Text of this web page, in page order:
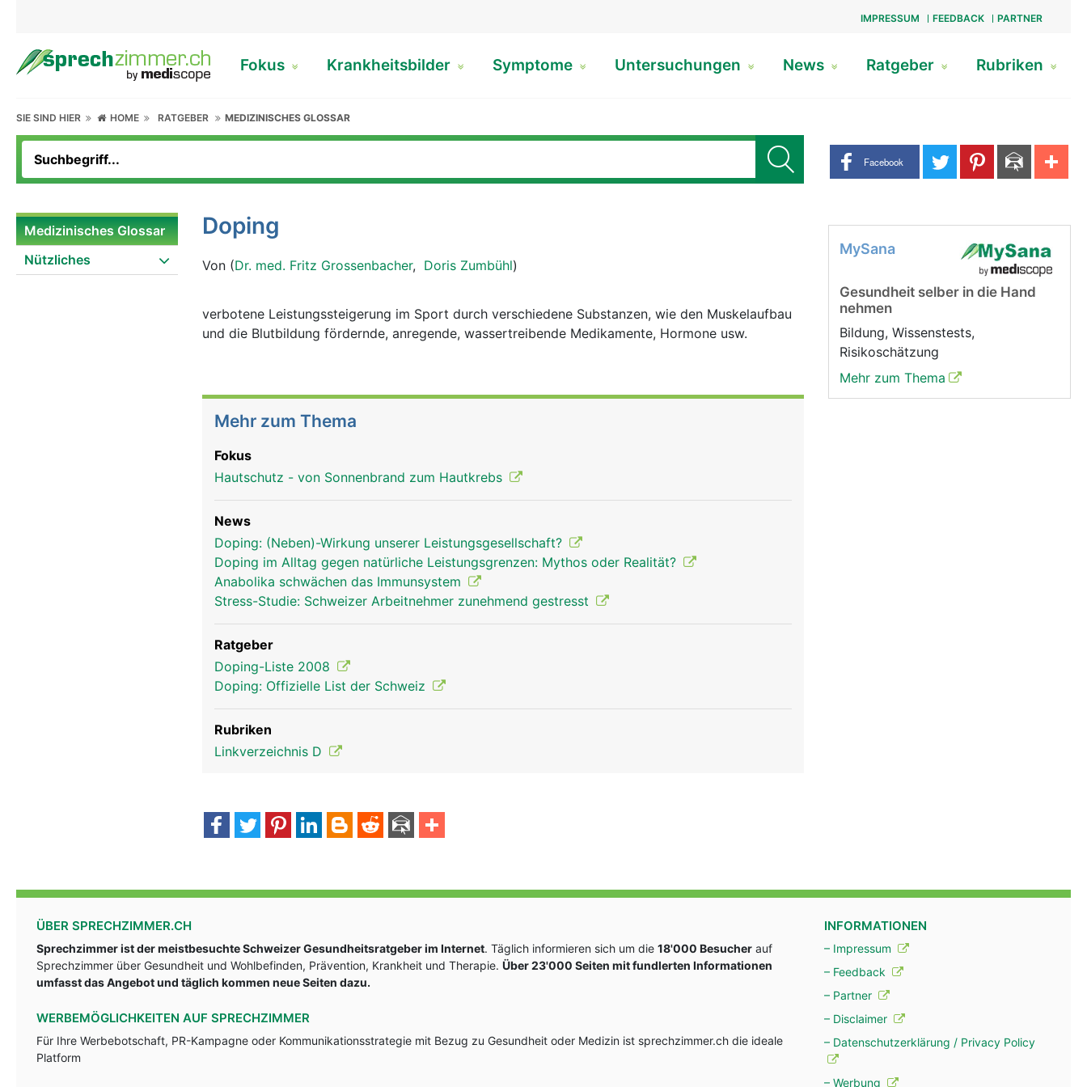
IMPRESSUM FEEDBACK PARTNER
Fokus Krankheitsbilder Symptome Untersuchungen News Ratgeber Rubriken
SIE SIND HIER HOME RATGEBER MEDIZINISCHES GLOSSAR
Share buttons
Facebook
Medizinisches Glossar
Nützliches
Doping
Von (Dr. med. Fritz Grossenbacher, Doris Zumbühl)
verbotene Leistungssteigerung im Sport durch verschiedene Substanzen, wie den Muskelaufbau
und die Blutbildung fördernde, anregende, wassertreibende Medikamente, Hormone usw.
Mehr zum Thema
Fokus
Hautschutz - von Sonnenbrand zum Hautkrebs
News
Doping: (Neben)-Wirkung unserer Leistungsgesellschaft?
Doping im Alltag gegen natürliche Leistungsgrenzen: Mythos oder Realität?
Anabolika schwächen das Immunsystem
Stress-Studie: Schweizer Arbeitnehmer zunehmend gestresst
Ratgeber
Doping-Liste 2008
Doping: Offizielle List der Schweiz
Rubriken
Linkverzeichnis D
MySana
Gesundheit selber in die Hand
nehmen
Bildung, Wissenstests,
Risikoschätzung
Mehr zum Thema
ÜBER SPRECHZIMMER.CH
Sprechzimmer ist der meistbesuchte Schweizer Gesundheitsratgeber im Internet. Täglich informieren sich um die 18'000 Besucher auf
Sprechzimmer über Gesundheit und Wohlbefinden, Prävention, Krankheit und Therapie. Über 23'000 Seiten mit fundlerten Informationen
umfasst das Angebot und täglich kommen neue Seiten dazu.
WERBEMÖGLICHKEITEN AUF SPRECHZIMMER
Für Ihre Werbebotschaft, PR-Kampagne oder Kommunikationsstrategie mit Bezug zu Gesundheit oder Medizin ist sprechzimmer.ch die ideale
Platform
INFORMATIONEN
– Impressum
– Feedback
– Partner
– Disclaimer
– Datenschutzerklärung / Privacy Policy
– Werbung